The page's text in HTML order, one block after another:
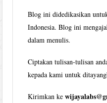
Blog ini didedikasikan
Indonesia. Blog ini
dalam menulis.
Ciptakan tulisan-tulisan
kepada kami untuk
Kirimkan ke